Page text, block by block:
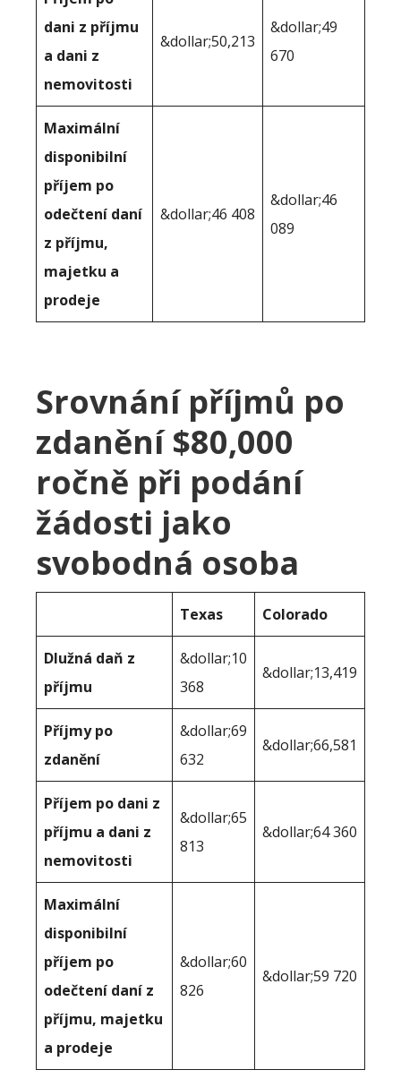
dani z příjmu
a dani z
nemovitosti
&dollar;50,213
&dollar;49
670
Maximální
disponibilní
příjem po
odečtení daní
z příjmu,
majetku a
prodeje
&dollar;46 408
&dollar;46
089
Srovnání příjmů po
zdanění $80,000
ročně při podání
žádosti jako
svobodná osoba
Texas Colorado
Dlužná daň z
příjmu
&dollar;10
368
&dollar;13,419
Příjmy po
zdanění
&dollar;69
632
&dollar;66,581
Příjem po dani z
příjmu a dani z
nemovitosti
&dollar;65
813
&dollar;64 360
Maximální
disponibilní
příjem po
odečtení daní z
příjmu, majetku
a prodeje
&dollar;60
826
&dollar;59 720